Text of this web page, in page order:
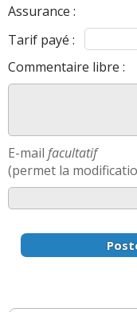
Assurance :
Tarif payé :
Commentaire libre :
E-mail facultatif
(permet la